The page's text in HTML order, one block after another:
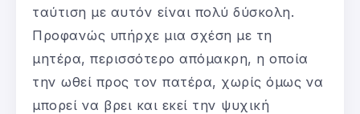
ταύτιση με αυτόν είναι πολύ δύσκολη.
Προφανώς υπήρχε μια σχέση με τη
μητέρα, περισσότερο απόμακρη, η οποία
την ωθεί προς τον πατέρα, χωρίς όμως να
μπορεί να βρει και εκεί την ψυχική